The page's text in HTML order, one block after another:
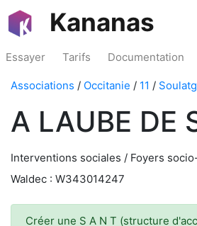
Kananas
Essayer Tarifs Documentation
Associations / Occitanie / 11 /
A LAUBE DE
Interventions sociales / Foyers
Waldec : W343014247
Créer une S A N T (structure